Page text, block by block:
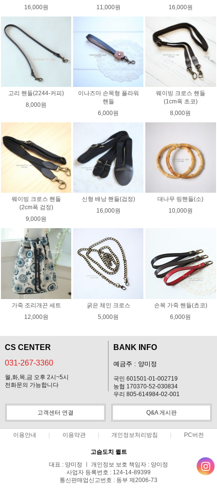
16,000원
11,000원
16,000원
고리 핸들(2244-커피)
8,000원
이나즈마 손목형 플라워
핸들
6,000원
웨이빙 크로스 핸들
(1cm폭 초코)
8,000원
웨이빙 크로스 핸들
(2cm폭 검정)
9,000원
신형 배낭 핸들(검정)
16,000원
대나무 링핸들(소)
10,000원
가죽 조리개끈 세트
12,000원
굵은 체인 크로스
5,000원
손목 가죽 핸들(쵸코)
6,000원
CS CENTER
031-267-3360
월,화,목,금 오후 2시~5시
전화문의 가능합니다
BANK INFO
예금주 : 양미정
국민 601501-01-002719
농협 170370-52-030834
우리 805-614984-02-001
고객센터 연결 Q&A 게시판
이용안내 이용약관 개인정보처리방침 PC버전
고슴도치 퀼트
대표 : 양미정 ㅣ 개인정보 보호 책임자 : 양미정
사업자 등록번호 : 124-14-89399
통신판매업신고번호 : 동부 제2006-73